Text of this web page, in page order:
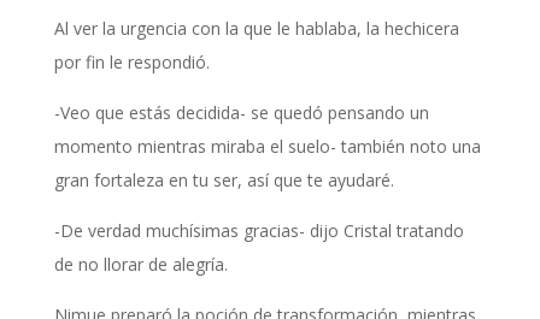
Al ver la urgencia con la que le hablaba, la hechicera
por fin le respondió.
-Veo que estás decidida- se quedó pensando un
momento mientras miraba el suelo- también noto una
gran fortaleza en tu ser, así que te ayudaré.
-De verdad muchísimas gracias- dijo Cristal tratando
de no llorar de alegría.